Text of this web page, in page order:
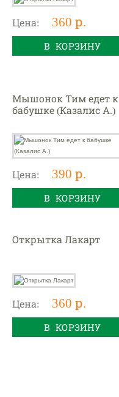
Цена: 360 р.
В КОРЗИНУ
Мышонок Тим едет к
бабушке (Казалис А.)
Цена: 390 р.
В КОРЗИНУ
Открытка Лакарт
Цена: 360 р.
В КОРЗИНУ